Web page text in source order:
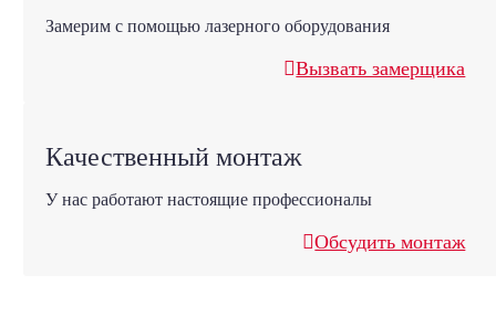
Замерим с помощью лазерного оборудования
Вызвать замерщика
Качественный монтаж
У нас работают настоящие профессионалы
Обсудить монтаж